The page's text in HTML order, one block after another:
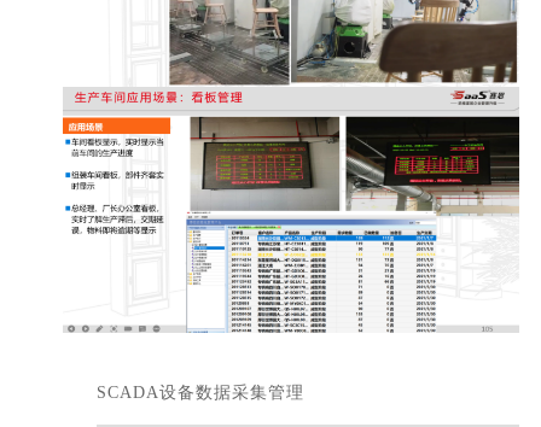
SCADA设备数据采集管理